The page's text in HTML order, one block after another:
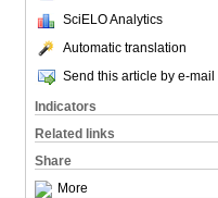
SciELO Analytics
Automatic translation
Send this article by e-mail
Indicators
Related links
Share
More